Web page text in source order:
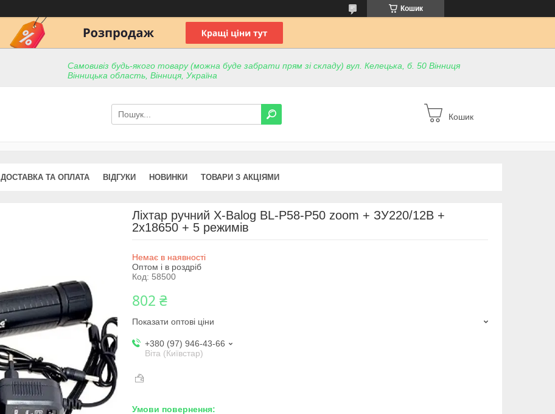
Кошик
Самовивіз будь-якого товару (можна буде забрати прям зі складу) вул. Келецька, б. 50 Вінниця
Вінницька область, Вінниця, Україна
Кошик
ДОСТАВКА ТА ОПЛАТА ВІДГУКИ НОВИНКИ ТОВАРИ З АКЦІЯМИ
Ліхтар ручний X-Balog BL-P58-P50 zoom + ЗУ220/12В +
2х18650 + 5 режимів
Немає в наявності
Оптом і в роздріб
Код: 58500
802 ₴
Показати оптові ціни
+380 (97) 946-43-66
Віта (Київстар)